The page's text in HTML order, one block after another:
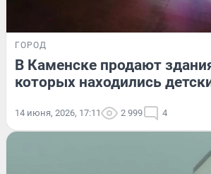
ГОРОД
В Каменске продают
которых находились
14 июня, 2026, 17:11 2 999 4